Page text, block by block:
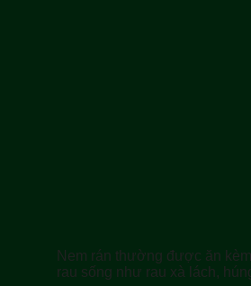
Nem rán thường được ăn
rau sống như rau xà lách,